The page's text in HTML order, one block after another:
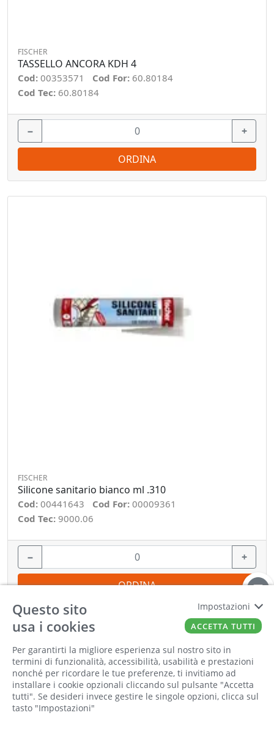
FISCHER
TASSELLO ANCORA KDH 4
Cod: 00353571 Cod For: 60.80184
Cod Tec: 60.80184
− +
ORDINA
FISCHER
Silicone sanitario bianco ml .310
Cod: 00441643 Cod For: 00009361
Cod Tec: 9000.06
− +
ORDINA
Questo sito
usa i cookies
Per garantirti la migliore esperienza sul nostro sito in
termini di funzionalità, accessibilità, usabilità e prestazioni
nonché per ricordare le tue preferenze, ti invitiamo ad
installare i cookie opzionali cliccando sul pulsante "Accetta
tutti". Se desideri invece gestire le singole opzioni, clicca sul
tasto "Impostazioni"
Impostazioni
ACCETTA TUTTI